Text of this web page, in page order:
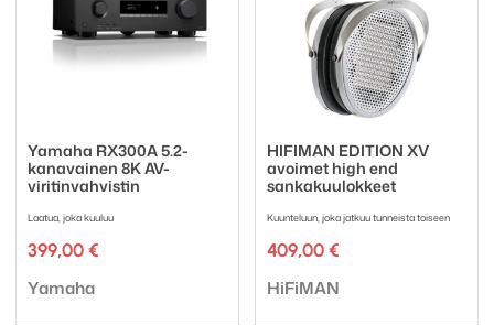
Yamaha RX300A 5.2-
kanavainen 8K AV-
viritinvahvistin
Laatua, joka kuuluu
399,00 €
Tuotemerkki:
Yamaha
HIFIMAN EDITION XV
avoimet high end
sankakuulokkeet
Kuunteluun, joka jatkuu tunneista toiseen
409,00 €
Tuotemerkki:
HiFiMAN